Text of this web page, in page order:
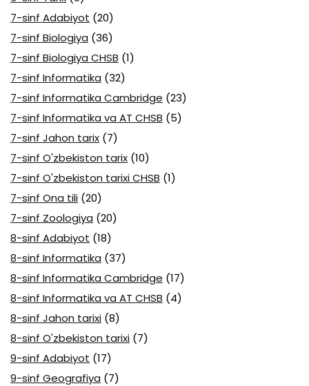
7-sinf Adabiyot (20)
7-sinf Biologiya (36)
7-sinf Biologiya CHSB (1)
7-sinf Informatika (32)
7-sinf Informatika Cambridge (23)
7-sinf Informatika va AT CHSB (5)
7-sinf Jahon tarix (7)
7-sinf O'zbekiston tarix (10)
7-sinf O'zbekiston tarixi CHSB (1)
7-sinf Ona tili (20)
7-sinf Zoologiya (20)
8-sinf Adabiyot (18)
8-sinf Informatika (37)
8-sinf Informatika Cambridge (17)
8-sinf Informatika va AT CHSB (4)
8-sinf Jahon tarixi (8)
8-sinf O'zbekiston tarixi (7)
9-sinf Adabiyot (17)
9-sinf Geografiya (7)